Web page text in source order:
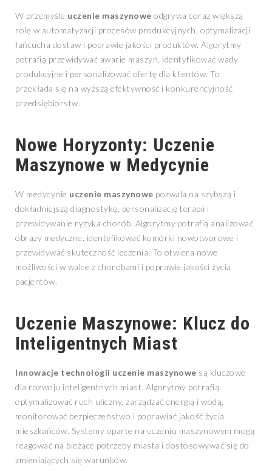
W przemyśle uczenie maszynowe odgrywa coraz większą
rolę w automatyzacji procesów produkcyjnych, optymalizacji
łańcucha dostaw i poprawie jakości produktów. Algorytmy
potrafią przewidywać awarie maszyn, identyfikować wady
produkcyjne i personalizować ofertę dla klientów. To
przekłada się na wyższą efektywność i konkurencyjność
przedsiębiorstw.
Nowe Horyzonty: Uczenie
Maszynowe w Medycynie
W medycynie uczenie maszynowe pozwala na szybszą i
dokładniejszą diagnostykę, personalizację terapii i
przewidywanie ryzyka chorób. Algorytmy potrafią analizować
obrazy medyczne, identyfikować komórki nowotworowe i
przewidywać skuteczność leczenia. To otwiera nowe
możliwości w walce z chorobami i poprawie jakości życia
pacjentów.
Uczenie Maszynowe: Klucz do
Inteligentnych Miast
Innowacje technologii uczenie maszynowe są kluczowe
dla rozwoju inteligentnych miast. Algorytmy potrafią
optymalizować ruch uliczny, zarządzać energią i wodą,
monitorować bezpieczeństwo i poprawiać jakość życia
mieszkańców. Systemy oparte na uczeniu maszynowym mogą
reagować na bieżące potrzeby miasta i dostosowywać się do
zmieniających się warunków.